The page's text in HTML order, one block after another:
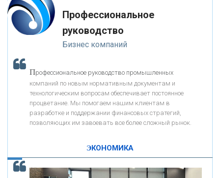
«ЗАПСИБКОМБАНК»
«РОСЕВРОБАНК»
«ПРЕСС-СЛУЖБА ВТБ24»
«АВТОГРАДБАНК»
ОНАС
К ак Система быстрых платежей за пять лет
Профессиональное
руководство
Бизнес компаний
Профессиональное руководство промышленных
компаний по новым нормативным документам и
технологическим вопросам обеспечивает постоянное
процветание. Мы помогаем нашим клиентам в
разработке и поддержании финансовых стратегий,
позволяющих им завоевать все более сложный рынок.
ЭКОНОМИКА